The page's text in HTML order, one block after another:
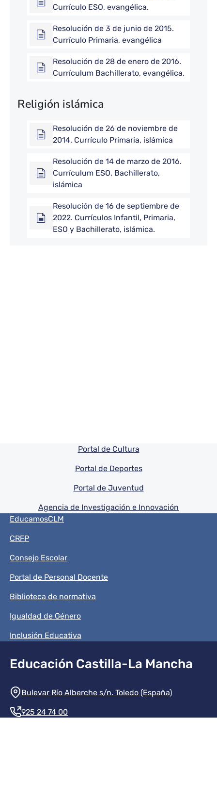
Currículo ESO, evangélica.
Resolución de 3 de junio de 2015.
Currículo Primaria, evangélica
Resolución de 28 de enero de 2016.
Currículum Bachillerato, evangélica.
Religión islámica
Resolución de 26 de noviembre de
2014. Currículo Primaria, islámica
Resolución de 14 de marzo de 2016.
Currículum ESO, Bachillerato,
islámica
Resolución de 16 de septiembre de
2022. Currículos Infantil, Primaria,
ESO y Bachillerato, islámica.
Pie de pagina información
Portal de Cultura
Portal de Deportes
Portal de Juventud
Agencia de Investigación e Innovación
Menú del pie
EducamosCLM
CRFP
Consejo Escolar
Portal de Personal Docente
Biblioteca de normativa
Igualdad de Género
Inclusión Educativa
Educación Castilla-La Mancha
Información de la institución
Bulevar Río Alberche s/n. Toledo (España)
925 24 74 00